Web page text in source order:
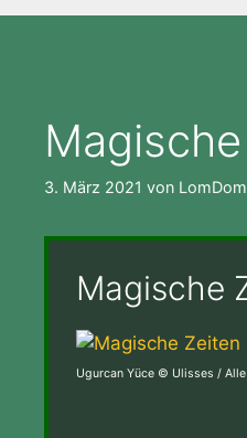
3. März 2021 von
Magische
Ugurcan Yüce © Ulisses /